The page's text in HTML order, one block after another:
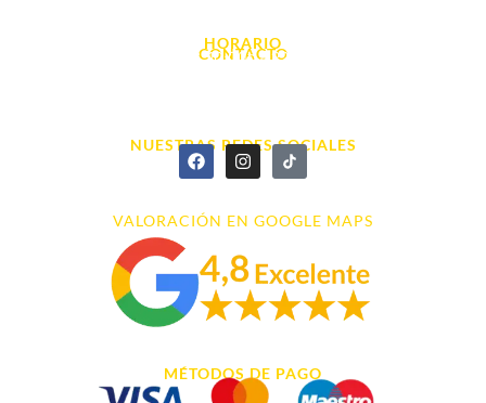
HORARIO
L. - S. 10:00h a 22:00h
CONTACTO
NUESTRAS REDES SOCIALES
VALORACIÓN EN GOOGLE MAPS
MÉTODOS DE PAGO